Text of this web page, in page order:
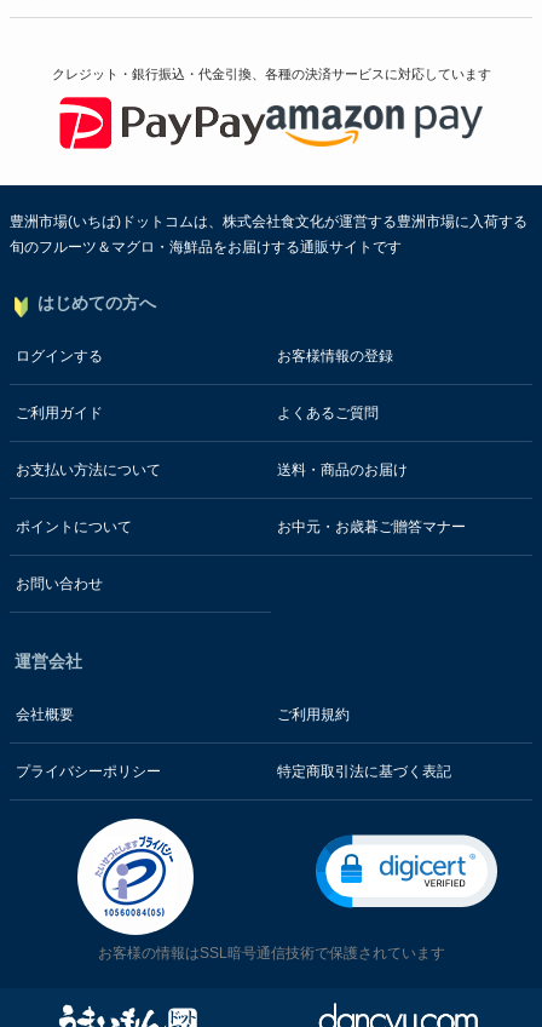
クレジット・銀行振込・代金引換、各種の決済サービスに対応しています
豊洲市場(いちば)ドットコムは、株式会社食文化が運営する豊洲市場に入荷する
旬のフルーツ＆マグロ・海鮮品をお届けする通販サイトです
はじめての方へ
ログインする お客様情報の登録
ご利用ガイド よくあるご質問
お支払い方法について 送料・商品のお届け
ポイントについて お中元・お歳暮ご贈答マナー
お問い合わせ
運営会社
会社概要 ご利用規約
プライバシーポリシー 特定商取引法に基づく表記
お客様の情報はSSL暗号通信技術で保護されています